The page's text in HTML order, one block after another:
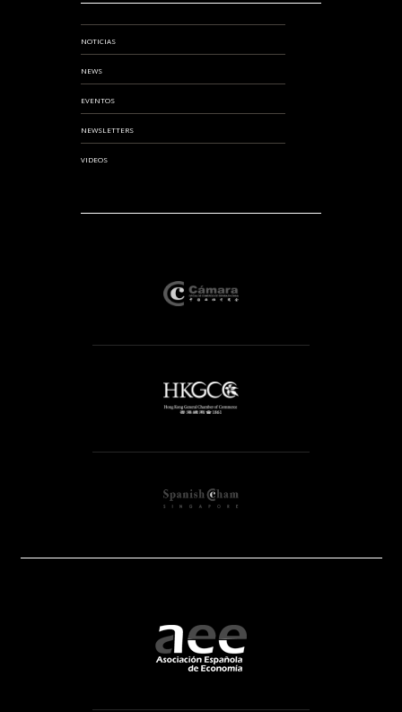
NOTICIAS
NEWS
EVENTOS
NEWSLETTERS
VIDEOS